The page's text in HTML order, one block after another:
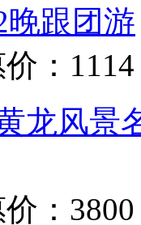
晚跟团游
：1114
龙风景
：3800